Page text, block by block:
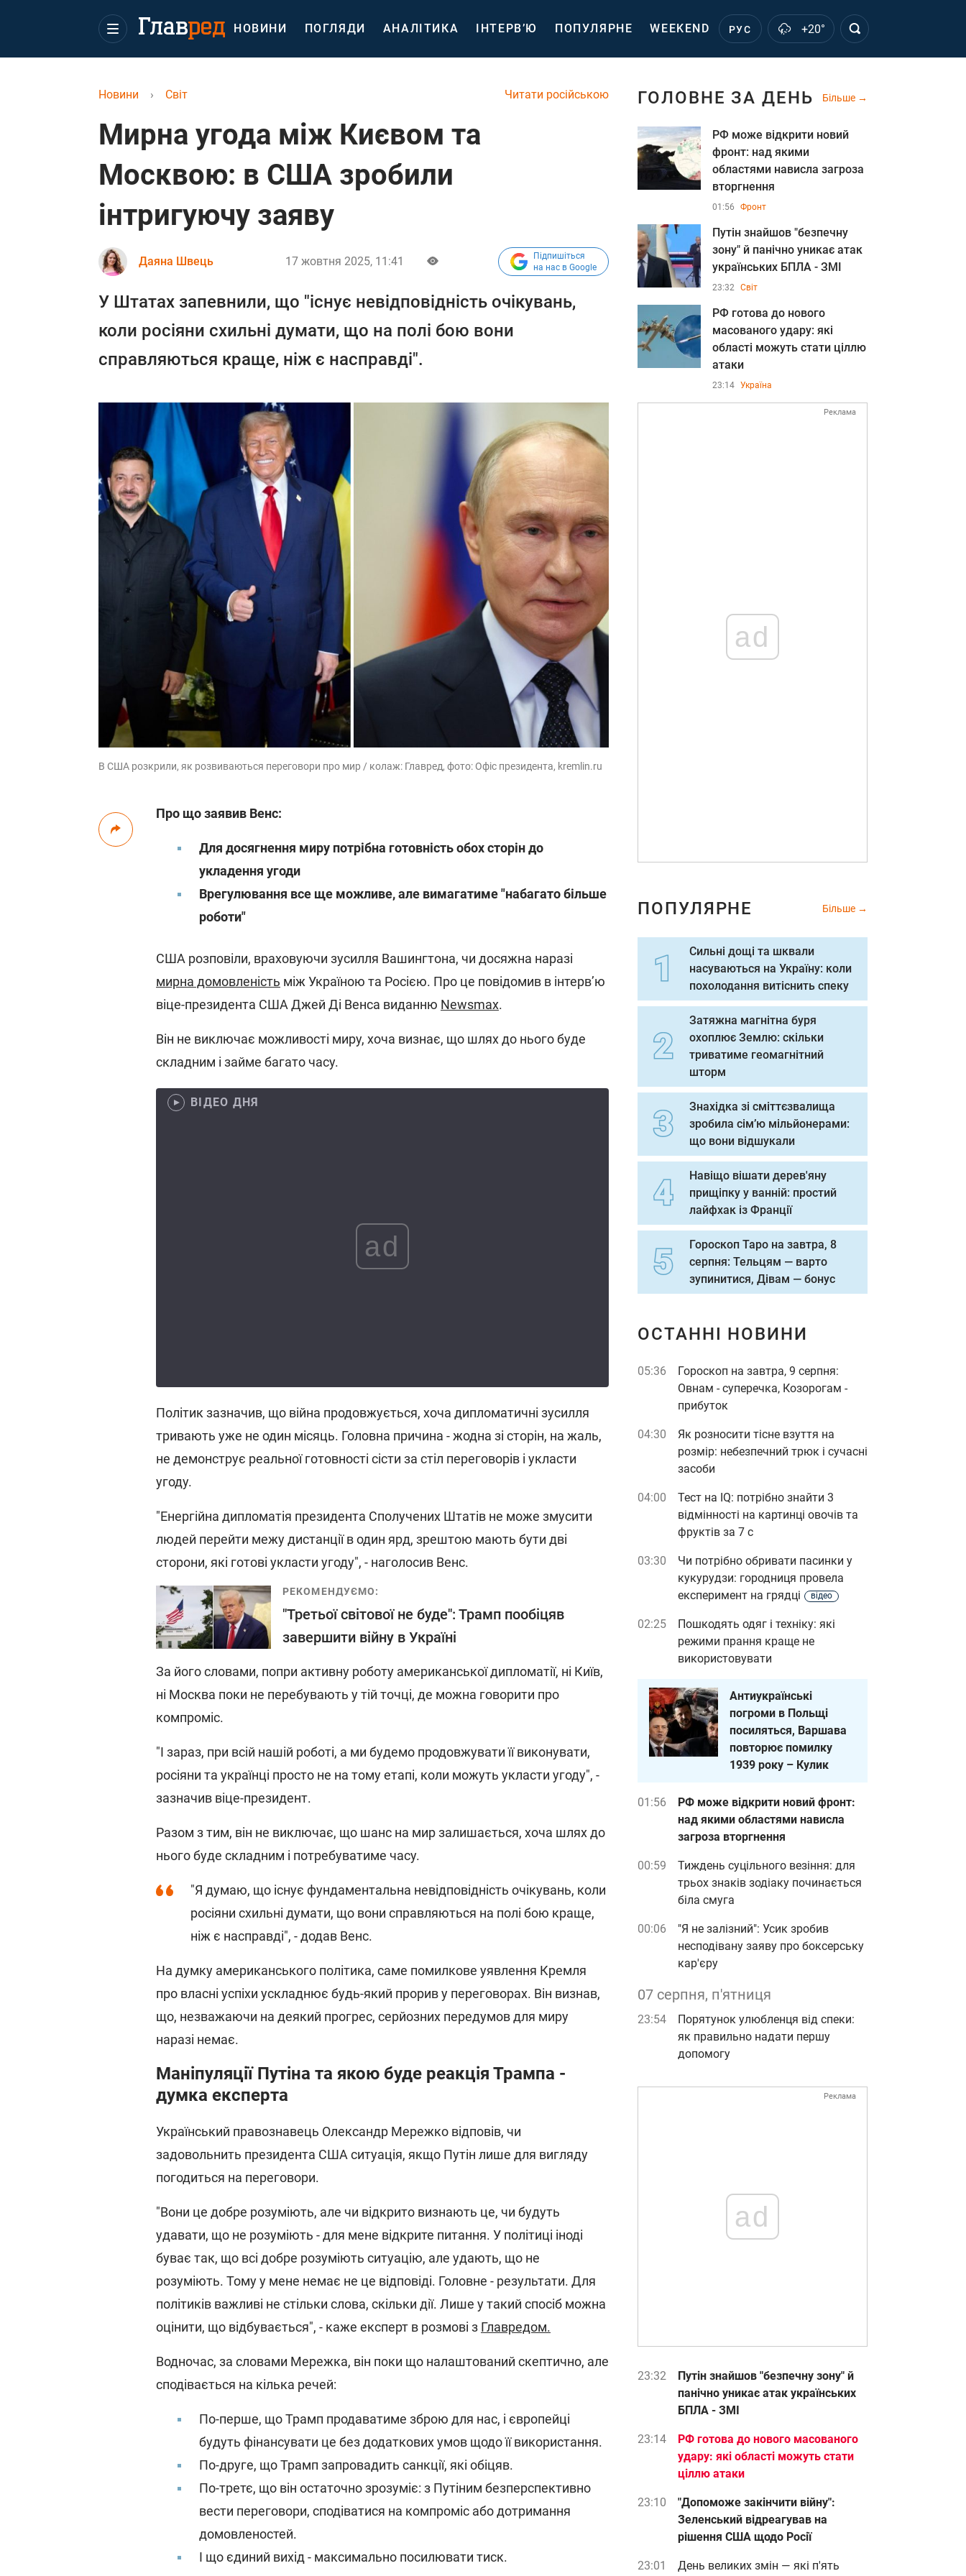
НОВИНИ ПОГЛЯДИ АНАЛІТИКА ІНТЕРВ’Ю ПОПУЛЯРНЕ WEEKEND РУС +20°
Читати російською
Новини › Світ
Мирна угода між Києвом та
Москвою: в США зробили
інтригуючу заяву
Даяна Швець 17 жовтня 2025, 11:41
Підпишіться
на нас в Google
У Штатах запевнили, що "існує невідповідність очікувань,
коли росіяни схильні думати, що на полі бою вони
справляються краще, ніж є насправді".
В США розкрили, як розвиваються переговори про мир / колаж: Главред, фото: Офіс президента, kremlin.ru
Про що заявив Венс:
Для досягнення миру потрібна готовність обох сторін до
укладення угоди
Врегулювання все ще можливе, але вимагатиме "набагато більше
роботи"
США розповіли, враховуючи зусилля Вашингтона, чи досяжна наразі
мирна домовленість між Україною та Росією. Про це повідомив в інтерв’ю
віце-президента США Джей Ді Венса виданню Newsmax.
Він не виключає можливості миру, хоча визнає, що шлях до нього буде
складним і займе багато часу.
ВІДЕО ДНЯ
ad
Політик зазначив, що війна продовжується, хоча дипломатичні зусилля
тривають уже не один місяць. Головна причина - жодна зі сторін, на жаль,
не демонструє реальної готовності сісти за стіл переговорів і укласти
угоду.
"Енергійна дипломатія президента Сполучених Штатів не може змусити
людей перейти межу дистанції в один ярд, зрештою мають бути дві
сторони, які готові укласти угоду", - наголосив Венс.
РЕКОМЕНДУЄМО:
"Третьої світової не буде": Трамп пообіцяв
завершити війну в Україні
За його словами, попри активну роботу американської дипломатії, ні Київ,
ні Москва поки не перебувають у тій точці, де можна говорити про
компроміс.
"І зараз, при всій нашій роботі, а ми будемо продовжувати її виконувати,
росіяни та українці просто не на тому етапі, коли можуть укласти угоду", -
зазначив віце-президент.
Разом з тим, він не виключає, що шанс на мир залишається, хоча шлях до
нього буде складним і потребуватиме часу.
"Я думаю, що існує фундаментальна невідповідність очікувань, коли
росіяни схильні думати, що вони справляються на полі бою краще,
ніж є насправді", - додав Венс.
На думку американського політика, саме помилкове уявлення Кремля
про власні успіхи ускладнює будь-який прорив у переговорах. Він визнав,
що, незважаючи на деякий прогрес, серйозних передумов для миру
наразі немає.
Маніпуляції Путіна та якою буде реакція Трампа -
думка експерта
Український правознавець Олександр Мережко відповів, чи
задовольнить президента США ситуація, якщо Путін лише для вигляду
погодиться на переговори.
"Вони це добре розуміють, але чи відкрито визнають це, чи будуть
удавати, що не розуміють - для мене відкрите питання. У політиці іноді
буває так, що всі добре розуміють ситуацію, але удають, що не
розуміють. Тому у мене немає не це відповіді. Головне - результати. Для
політиків важливі не стільки слова, скільки дії. Лише у такий спосіб можна
оцінити, що відбувається", - каже експерт в розмові з Главредом.
Водночас, за словами Мережка, він поки що налаштований скептично, але
сподівається на кілька речей:
По-перше, що Трамп продаватиме зброю для нас, і європейці
будуть фінансувати це без додаткових умов щодо її використання.
По-друге, що Трамп запровадить санкції, які обіцяв.
По-третє, що він остаточно зрозуміє: з Путіним безперспективно
вести переговори, сподіватися на компроміс або дотримання
домовленостей.
І що єдиний вихід - максимально посилювати тиск.
ГОЛОВНЕ ЗА ДЕНЬ Більше
РФ може відкрити новий
фронт: над якими
областями нависла загроза
вторгнення
01:56 Фронт
Путін знайшов "безпечну
зону" й панічно уникає атак
українських БПЛА - ЗМІ
23:32 Світ
РФ готова до нового
масованого удару: які
області можуть стати ціллю
атаки
23:14 Україна
Реклама
ad
ПОПУЛЯРНЕ Більше
Сильні дощі та шквали
насуваються на Україну: коли
похолодання витіснить спеку
Затяжна магнітна буря
охоплює Землю: скільки
триватиме геомагнітний
шторм
Знахідка зі сміттєзвалища
зробила сім’ю мільйонерами:
що вони відшукали
Навіщо вішати дерев'яну
прищіпку у ванній: простий
лайфхак із Франції
Гороскоп Таро на завтра, 8
серпня: Тельцям — варто
зупинитися, Дівам — бонус
ОСТАННІ НОВИНИ
05:36
Гороскоп на завтра, 9 серпня:
Овнам - суперечка, Козорогам -
прибуток
04:30
Як розносити тісне взуття на
розмір: небезпечний трюк і сучасні
засоби
04:00
Тест на IQ: потрібно знайти 3
відмінності на картинці овочів та
фруктів за 7 с
03:30
Чи потрібно обривати пасинки у
кукурудзи: городниця провела
експеримент на грядці
відео
02:25
Пошкодять одяг і техніку: які
режими прання краще не
використовувати
Антиукраїнські
погроми в Польщі
посиляться, Варшава
повторює помилку
1939 року – Кулик
01:56
РФ може відкрити новий фронт:
над якими областями нависла
загроза вторгнення
00:59
Тиждень суцільного везіння: для
трьох знаків зодіаку починається
біла смуга
00:06
"Я не залізний": Усик зробив
несподівану заяву про боксерську
кар'єру
07 серпня, п'ятниця
23:54
Порятунок улюбленця від спеки:
як правильно надати першу
допомогу
Реклама
ad
23:32
Путін знайшов "безпечну зону" й
панічно уникає атак українських
БПЛА - ЗМІ
23:14
РФ готова до нового масованого
удару: які області можуть стати
ціллю атаки
23:10
"Допоможе закінчити війну":
Зеленський відреагував на
рішення США щодо Росії
23:01 День великих змін — які п'ять